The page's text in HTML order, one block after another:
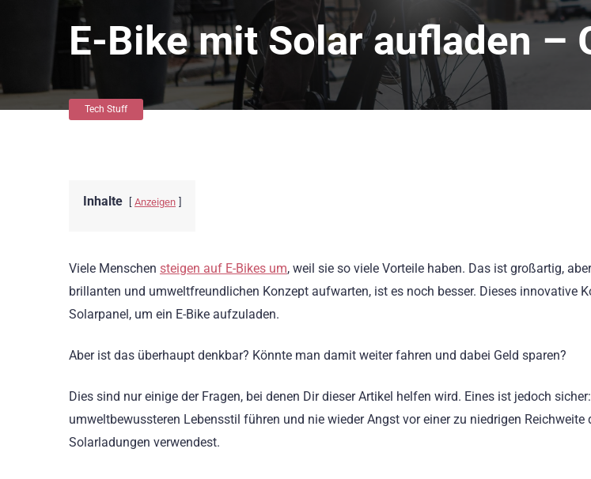
E-Bike mit Solar aufladen –
Tech Stuff
Inhalte Anzeigen
Viele Menschen steigen auf E-Bikes um, weil sie so viele Vorteile haben. Das ist großartig,
brillanten und umweltfreundlichen Konzept aufwarten, ist es noch besser. Dieses innovative
Solarpanel, um ein E-Bike aufzuladen.
Aber ist das überhaupt denkbar? Könnte man damit weiter fahren und dabei Geld sparen?
Dies sind nur einige der Fragen, bei denen Dir dieser Artikel helfen wird. Eines ist jedoch
umweltbewussteren Lebensstil führen und nie wieder Angst vor einer zu niedrigen Reichweite
Solarladungen verwendest.